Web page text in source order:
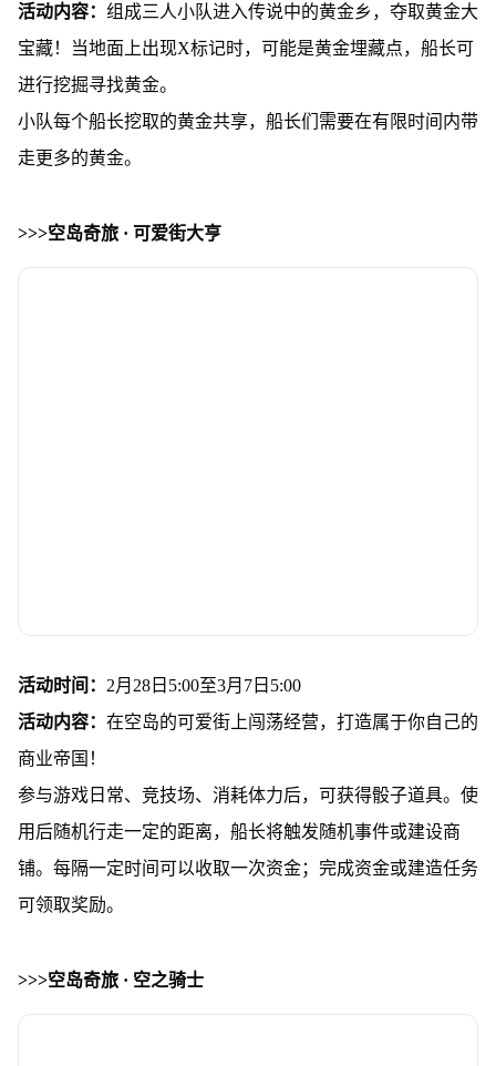
活动内容： 组成三人小队进入传说中的黄金乡，夺取黄金大
宝藏！当地面上出现X标记时，可能是黄金埋藏点，船长可
进行挖掘寻找黄金。
小队每个船长挖取的黄金共享，船长们需要在有限时间内带
走更多的黄金。
>>>空岛奇旅 · 可爱街大亨
活动时间： 2月28日5:00至3月7日5:00
活动内容： 在空岛的可爱街上闯荡经营，打造属于你自己的
商业帝国！
参与游戏日常、竞技场、消耗体力后，可获得骰子道具。使
用后随机行走一定的距离，船长将触发随机事件或建设商
铺。每隔一定时间可以收取一次资金；完成资金或建造任务
可领取奖励。
>>>空岛奇旅 · 空之骑士